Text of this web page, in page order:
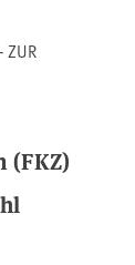
(FKZ)